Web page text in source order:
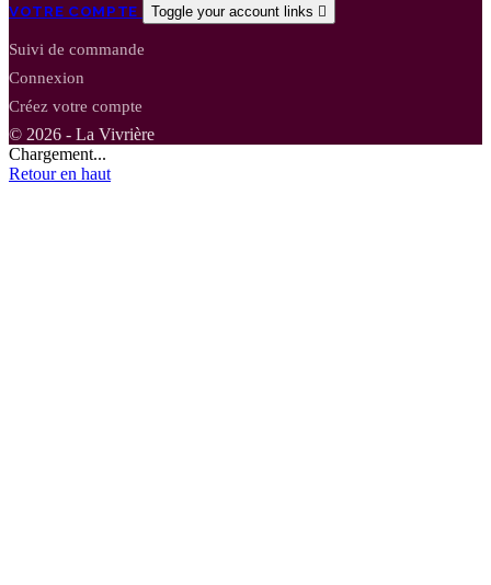
VOTRE COMPTE Toggle your account links 
Suivi de commande
Connexion
Créez votre compte
© 2026 - La Vivrière
Chargement...
Retour en haut